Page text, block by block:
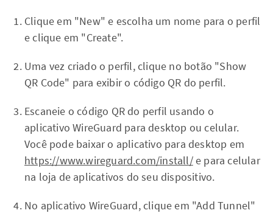
Clique em "New" e escolha um nome para o perfil
e clique em "Create".
Uma vez criado o perfil, clique no botão "Show
QR Code" para exibir o código QR do perfil.
Escaneie o código QR do perfil usando o
aplicativo WireGuard para desktop ou celular.
Você pode baixar o aplicativo para desktop em
https://www.wireguard.com/install/e para celular
na loja de aplicativos do seu dispositivo.
No aplicativo WireGuard, clique em "Add Tunnel"